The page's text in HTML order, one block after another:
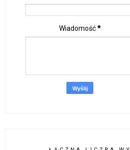
Wiadomość*